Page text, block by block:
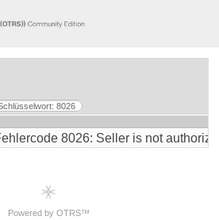
8026
8026: Seller is not
Powered by OTRS™